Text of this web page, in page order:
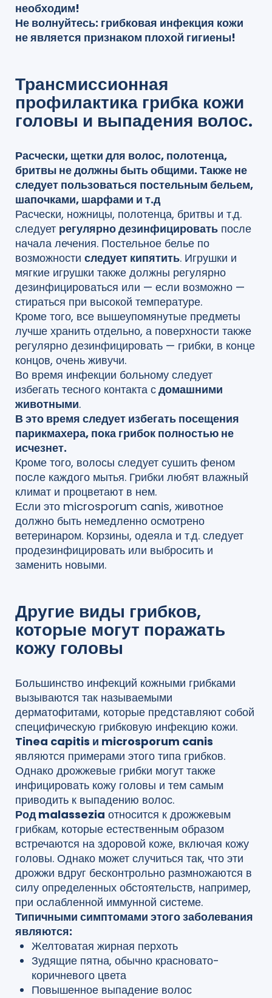
необходим!
Не волнуйтесь: грибковая инфекция кожи
не является признаком плохой гигиены!
Трансмиссионная
профилактика грибка кожи
головы и выпадения волос.
Расчески, щетки для волос, полотенца,
бритвы не должны быть общими. Также не
следует пользоваться постельным бельем,
шапочками, шарфами и т.д
Расчески, ножницы, полотенца, бритвы и т.д.
следует регулярно дезинфицировать после
начала лечения. Постельное белье по
возможности следует кипятить. Игрушки и
мягкие игрушки также должны регулярно
дезинфицироваться или — если возможно —
стираться при высокой температуре.
Кроме того, все вышеупомянутые предметы
лучше хранить отдельно, а поверхности также
регулярно дезинфицировать — грибки, в конце
концов, очень живучи.
Во время инфекции больному следует
избегать тесного контакта сдомашними
животными.
В это время следует избегать посещения
парикмахера, пока грибок полностью не
исчезнет.
Кроме того, волосы следует сушить феном
после каждого мытья. Грибки любят влажный
климат и процветают в нем.
Если это microsporum canis, животное
должно быть немедленно осмотрено
ветеринаром. Корзины, одеяла и т.д. следует
продезинфицировать или выбросить и
заменить новыми.
Другие виды грибков,
которые могут поражать
кожу головы
Большинство инфекций кожными грибками
вызываются так называемыми
дерматофитами, которые представляют собой
специфическую грибковую инфекцию кожи.
Tinea capitis и microsporum canis
являются примерами этого типа грибков.
Однако дрожжевые грибки могут также
инфицировать кожу головы и тем самым
приводить к выпадению волос.
Род malassezia относится к дрожжевым
грибкам, которые естественным образом
встречаются на здоровой коже, включая кожу
головы. Однако может случиться так, что эти
дрожжи вдруг бесконтрольно размножаются в
силу определенных обстоятельств, например,
при ослабленной иммунной системе.
Типичными симптомами этого заболевания
являются:
Желтоватая жирная перхоть
Зудящие пятна, обычно красновато-
коричневого цвета
Повышенное выпадение волос